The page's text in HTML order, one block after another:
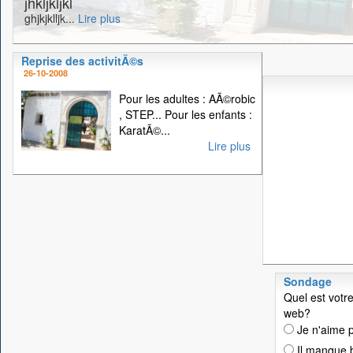
ghjkjklljk... Lire plus
Reprise des activitÃ©s
26-10-2008
Pour les adultes : AÃ©robic
, STEP... Pour les enfants :
KaratÃ©...
Lire plus
Sondage
Quel est
web?
Je n'aime